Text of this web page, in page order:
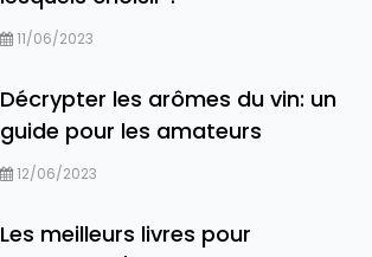
11/06/2023
Décrypter les arômes du vin: un
guide pour les amateurs
12/06/2023
Les meilleurs livres pour